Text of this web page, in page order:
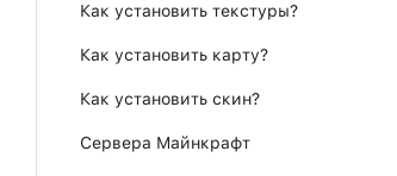
Как установить текстуры?
Как установить карту?
Как установить скин?
Сервера Майнкрафт